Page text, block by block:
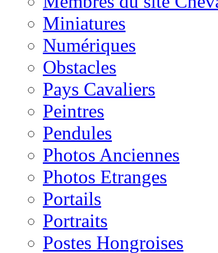
Miniatures
Numériques
Obstacles
Pays Cavaliers
Peintres
Pendules
Photos Anciennes
Photos Etranges
Portails
Portraits
Postes Hongroises